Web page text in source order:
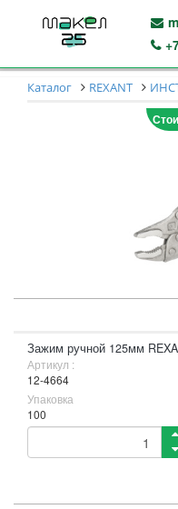
Каталог REXANT
Зажим ручной 125мм
Артикул :
12-4664
Упаковка
100